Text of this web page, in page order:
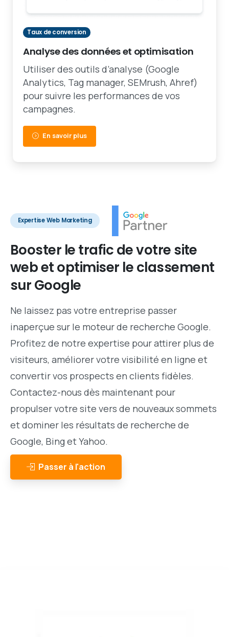
Taux de conversion
Analyse des données et optimisation
Utiliser des outils d’analyse (Google
Analytics, Tag manager, SEMrush, Ahref)
pour suivre les performances de vos
campagnes.
En savoir plus
Expertise Web Marketing
Booster letraficdevotresite
webetoptimiser leclassement
surGoogle
Ne laissez pas votre entreprise passer
inaperçue sur le moteur de recherche Google.
Profitez de notre expertise pour attirer plus de
visiteurs, améliorer votre visibilité en ligne et
convertir vos prospects en clients fidèles.
Contactez-nous dès maintenant pour
propulser votre site vers de nouveaux sommets
et dominer les résultats de recherche de
Google, Bing et Yahoo.
Passer à l'action